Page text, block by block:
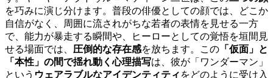
を巧みに演じ分けます。普段の俳優としての顔では、どこか
自信がなく、周囲に流されがちな若者の表情を見せる一方
で、能力が暴走する瞬間や、ヒーローとしての覚悟を垣間見
せる場面では、 圧倒的な存在感を放ちます。この 「仮面」と
「本性」の間で揺れ動く心理描写は、彼が「ワンダーマン」
という ウェアラブルなアイデンティティ をどのように受け入